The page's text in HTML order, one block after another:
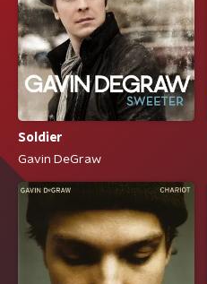
Soldier
Gavin DeGraw